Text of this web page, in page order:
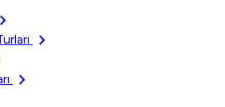
chevron_right
chevron_right
chevron_right